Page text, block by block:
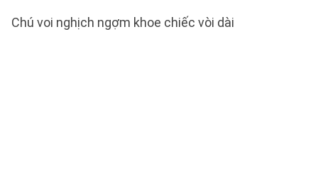
Chú voi nghịch ngợm khoe chiếc vòi dài